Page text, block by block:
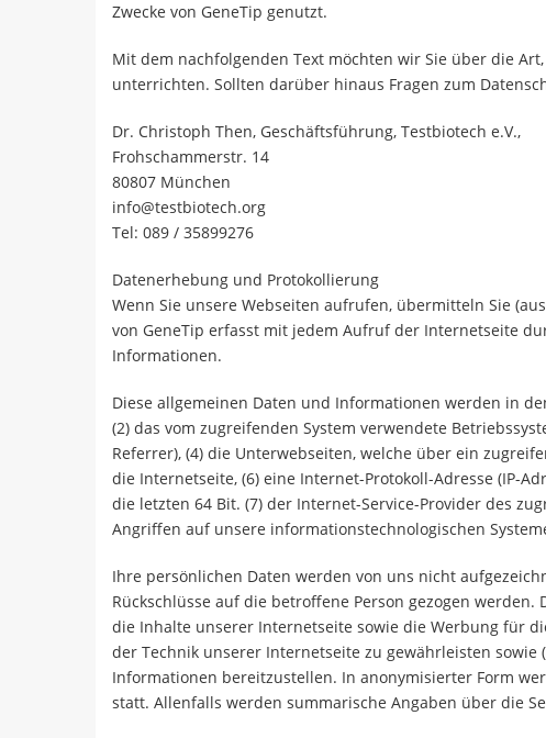
Zwecke von GeneTip genutzt.
Mit dem nachfolgenden Text möchten wir Sie über die
unterrichten. Sollten darüber hinaus Fragen zum
Dr. Christoph Then, Geschäftsführung, Testbiotech e.V.,
Frohschammerstr. 14
80807 München
info@testbiotech.org
Tel: 089 / 35899276
Datenerhebung und Protokollierung
Wenn Sie unsere Webseiten aufrufen, übermitteln Sie
von GeneTip erfasst mit jedem Aufruf der Internetseite
Informationen.
Diese allgemeinen Daten und Informationen werden in
(2) das vom zugreifenden System verwendete
Referrer), (4) die Unterwebseiten, welche über ein
die Internetseite, (6) eine Internet-Protokoll-Adresse (IP-
die letzten 64 Bit. (7) der Internet-Service-Provider des
Angriffen auf unsere informationstechnologischen
Ihre persönlichen Daten werden von uns nicht
Rückschlüsse auf die betroffene Person gezogen
die Inhalte unserer Internetseite sowie die Werbung für
der Technik unserer Internetseite zu gewährleisten
Informationen bereitzustellen. In anonymisierter Form
statt. Allenfalls werden summarische Angaben über die